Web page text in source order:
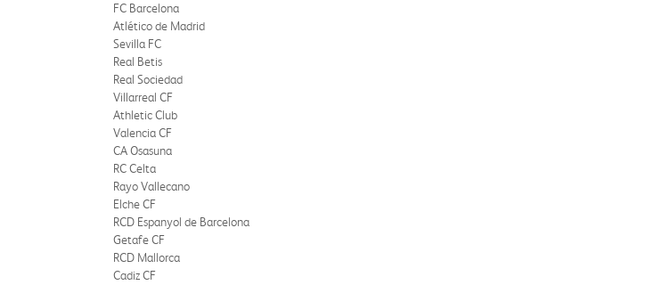
FC Barcelona
Atlético de Madrid
Sevilla FC
Real Betis
Real Sociedad
Villarreal CF
Athletic Club
Valencia CF
CA Osasuna
RC Celta
Rayo Vallecano
Elche CF
RCD Espanyol de Barcelona
Getafe CF
RCD Mallorca
Cadiz CF